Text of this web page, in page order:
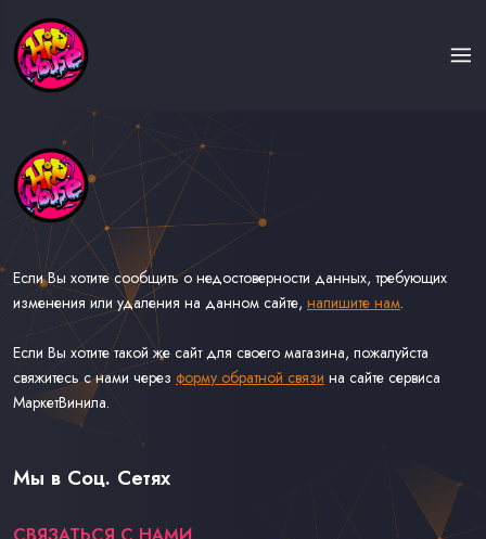
Если Вы хотите сообщить о недостоверности данных, требующих
изменения или удаления на данном сайте, напишите нам.
Если Вы хотите такой же сайт для своего магазина, пожалуйста
свяжитесь с нами через форму обратной связи на сайте сервиса
МаркетВинила.
Каталог Музыки на Виниле В Наличии
Доставка и Оплата
Мы в Соц. Сетях